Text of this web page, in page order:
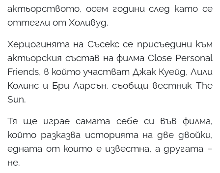
актьорството, осем години след като се
оттегли от Холивуд.
Херцогинята на Съсекс се присъедини към
актьорския състав на филма Close Personal
Friends, в който участват Джак Куейд, Лили
Колинс и Бри Ларсън, съобщи вестник The
Sun.
Тя ще играе самата себе си във филма,
който разказва историята на две двойки,
едната от които е известна, а другата –
не.